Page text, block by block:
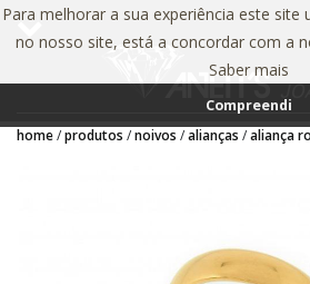
Para melhorar a sua experiência este site
no nosso site, está a concordar com a
Saber mais
Compreendi
home produtos noivos alianças aliança